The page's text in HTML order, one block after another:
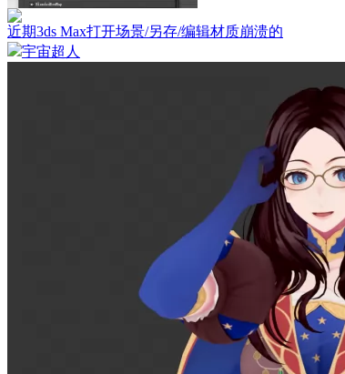
近期3ds Max打开场景/另存/编辑材质崩溃的
宇宙超人